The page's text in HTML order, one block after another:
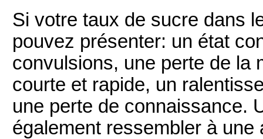
Si votre taux de sucre dans
pouvez présenter: un état
convulsions, une perte de la
courte et rapide, un
une perte de connaissance.
également ressembler à une